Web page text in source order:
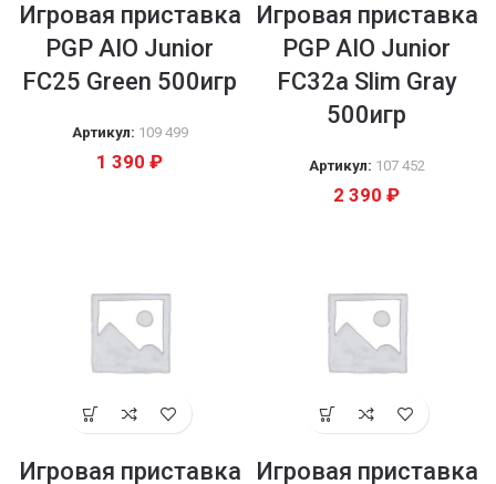
Игровая приставка
PGP AIO Junior
FC25 Green 500игр
Артикул: 109 499
1 390 ₽
Игровая приставка
PGP AIO Junior
FC32a Slim Gray
500игр
Артикул: 107 452
2 390 ₽
Игровая приставка
Игровая приставка